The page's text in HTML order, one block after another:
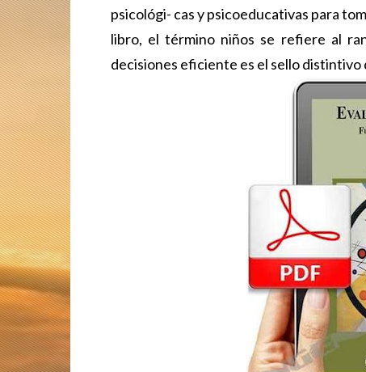
psicológi- cas y psicoeducativas para
libro, el término niños se refiere al
decisiones eficiente es el sello distintivo